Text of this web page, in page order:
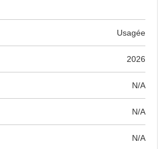
Usagée
2026
N/A
N/A
N/A